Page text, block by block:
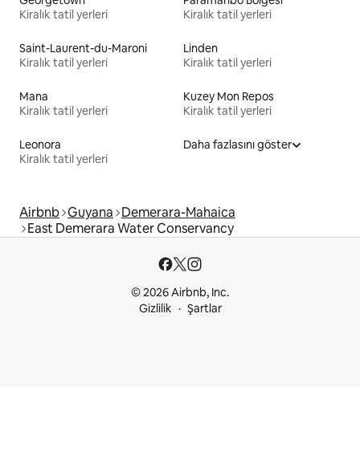
Kiralık tatil yerleri
Kiralık tatil yerleri
Saint-Laurent-du-Maroni
Kiralık tatil yerleri
Linden
Kiralık tatil yerleri
Mana
Kiralık tatil yerleri
Kuzey Mon Repos
Kiralık tatil yerleri
Leonora
Kiralık tatil yerleri
Daha fazlasını göster
Airbnb Guyana Demerara-Mahaica
East Demerara Water Conservancy
© 2026 Airbnb, Inc.
Gizlilik
Şartlar